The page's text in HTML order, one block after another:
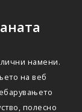
намени.
на веб
полесно